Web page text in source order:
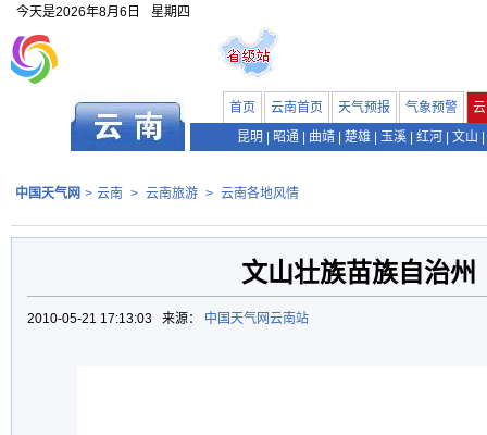
今天是2026年8月6日 星期四
首页 云南首页 天气预报 气象预警
昆明
昭通 曲靖 楚雄 玉溪 红河 文山
中国天气网 > 云南 > 云南旅游 > 云南各地风情
文山壮族苗族自治州
2010-05-21 17:13:03 来源： 中国天气网云南站